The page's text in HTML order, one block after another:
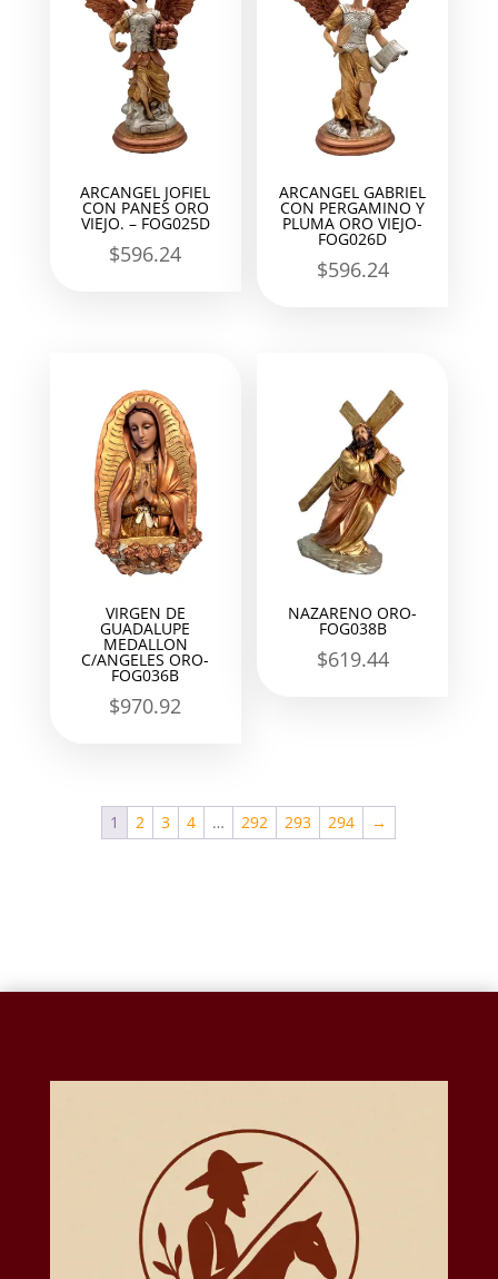
ARCANGEL JOFIEL
CON PANES ORO
VIEJO. – FOG025D
$596.24
ARCANGEL GABRIEL
CON PERGAMINO Y
PLUMA ORO VIEJO-
FOG026D
$596.24
VIRGEN DE
GUADALUPE
MEDALLON
C/ANGELES ORO-
FOG036B
$970.92
NAZARENO ORO-
FOG038B
$619.44
1 2 3 4 … 292 293 294 →